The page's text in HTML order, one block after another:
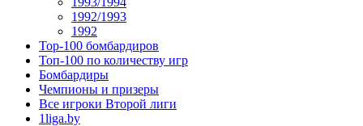
1992/1993
1992
Top-100 бомбардиров
Топ-100 по количеству игр
Бомбардиры
Чемпионы и призеры
Все игроки Второй лиги
1liga.by